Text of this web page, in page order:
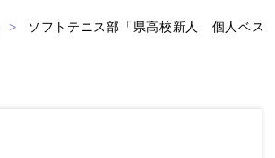
> ソフトテニス部「県高校新人 個人ベス